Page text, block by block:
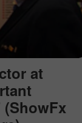
at
(ShowFx